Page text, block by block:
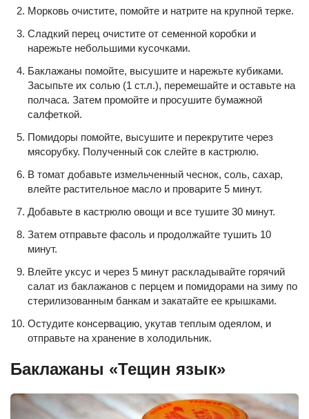
Морковь очистите, помойте и натрите на крупной терке.
Сладкий перец очистите от семенной коробки и
нарежьте небольшими кусочками.
Баклажаны помойте, высушите и нарежьте кубиками.
Засыпьте их солью (1 ст.л.), перемешайте и оставьте на
полчаса. Затем промойте и просушите бумажной
салфеткой.
Помидоры помойте, высушите и перекрутите через
мясорубку. Полученный сок слейте в кастрюлю.
В томат добавьте измельченный чеснок, соль, сахар,
влейте растительное масло и проварите 5 минут.
Добавьте в кастрюлю овощи и все тушите 30 минут.
Затем отправьте фасоль и продолжайте тушить 10
минут.
Влейте уксус и через 5 минут раскладывайте горячий
салат из баклажанов с перцем и помидорами на зиму по
стерилизованным банкам и закатайте ее крышками.
Остудите консервацию, укутав теплым одеялом, и
отправьте на хранение в холодильник.
Баклажаны «Тещин язык»